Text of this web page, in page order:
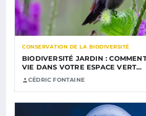
CONSERVATION DE LA BIODIVERSITÉ
BIODIVERSITÉ JARDIN :
VIE DANS VOTRE ESPACE VERT…
CÉDRIC FONTAINE